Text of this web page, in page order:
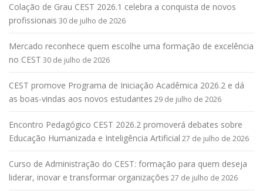
Colação de Grau CEST 2026.1 celebra a conquista de novos
profissionais 30 de julho de 2026
Mercado reconhece quem escolhe uma formação de excelência
no CEST 30 de julho de 2026
CEST promove Programa de Iniciação Acadêmica 2026.2 e dá
as boas-vindas aos novos estudantes 29 de julho de 2026
Encontro Pedagógico CEST 2026.2 promoverá debates sobre
Educação Humanizada e Inteligência Artificial 27 de julho de 2026
Curso de Administração do CEST: formação para quem deseja
liderar, inovar e transformar organizações 27 de julho de 2026